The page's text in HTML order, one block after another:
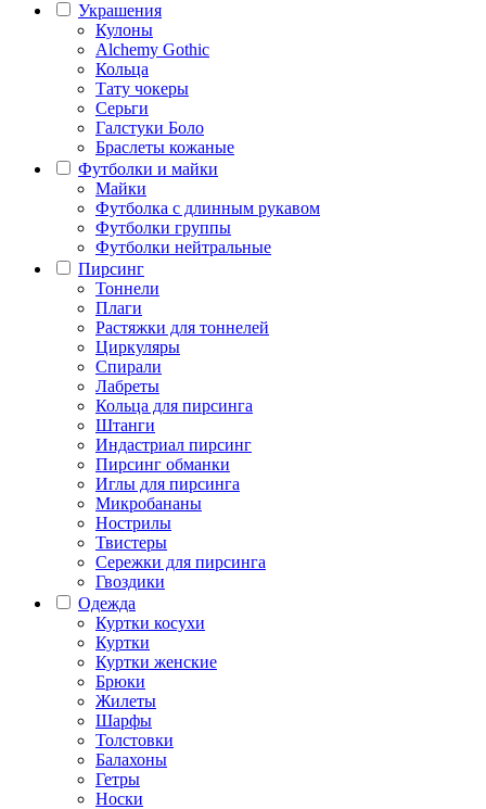
Украшения
Кулоны
Alchemy Gothic
Кольца
Тату чокеры
Серьги
Галстуки Боло
Браслеты кожаные
Футболки и майки
Майки
Футболка с длинным рукавом
Футболки группы
Футболки нейтральные
Пирсинг
Тоннели
Плаги
Растяжки для тоннелей
Циркуляры
Спирали
Лабреты
Кольца для пирсинга
Штанги
Индастриал пирсинг
Пирсинг обманки
Иглы для пирсинга
Микробананы
Нострилы
Твистеры
Сережки для пирсинга
Гвоздики
Одежда
Куртки косухи
Куртки
Куртки женские
Брюки
Жилеты
Шарфы
Толстовки
Балахоны
Гетры
Носки